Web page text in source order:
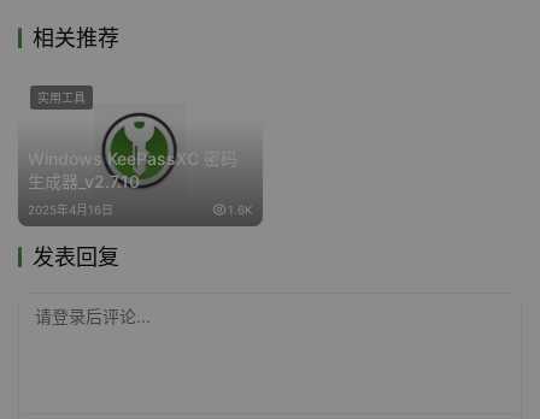
相关推荐
Windows KeePassXC 密码
生成器_v2.7.10
2025年4月16日 1.6K
实用工具
发表回复
请登录后评论...